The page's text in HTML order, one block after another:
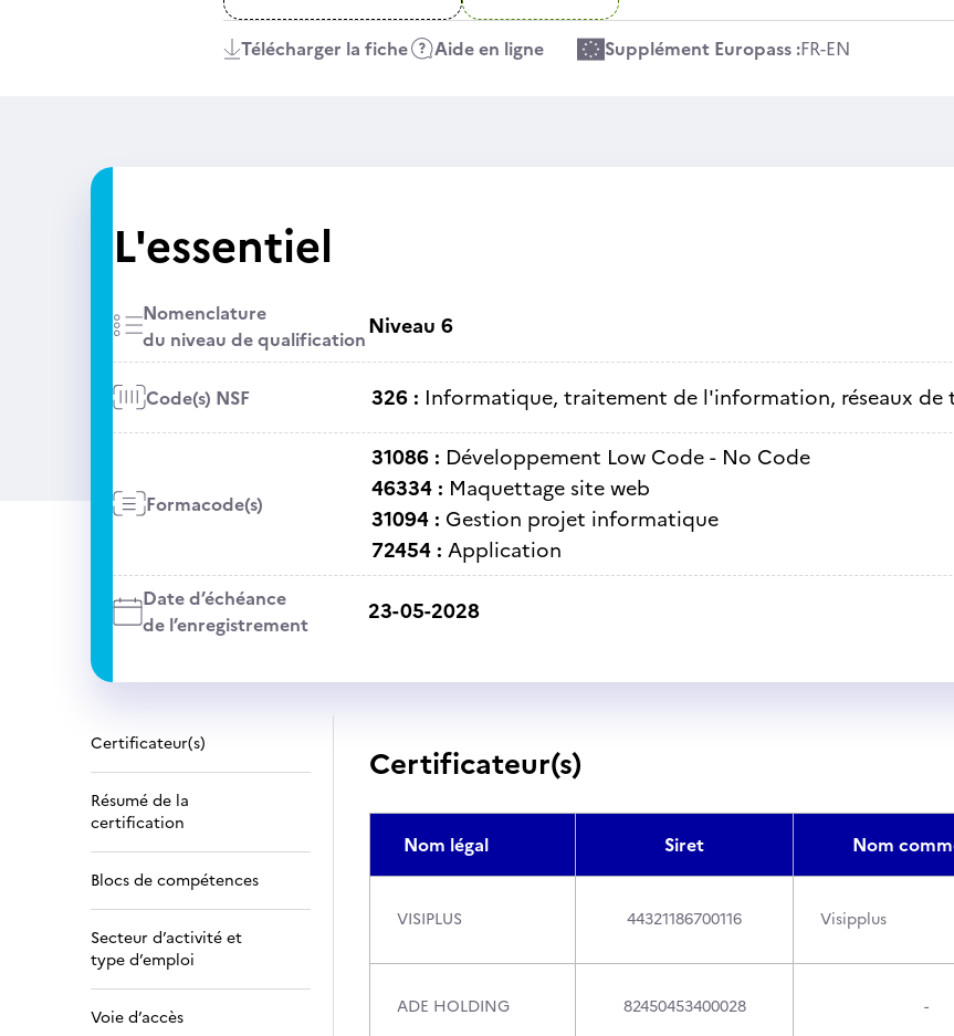
Télécharger la fiche Aide en ligne Supplément Europass :FR-EN
L'essentiel
Nomenclature
du niveau de qualificationNiveau 6
Code(s) NSF 326 : Informatique, traitement de l'information, réseaux de
Formacode(s)
31086 : Développement Low Code - No Code
46334 : Maquettage site web
31094 : Gestion projet informatique
72454 : Application
Date d’échéance
de l’enregistrement
23-05-2028
Certificateur(s)
Résumé de la
certification
Blocs de compétences
Secteur d’activité et
type d’emploi
Voie d’accès
Certificateur(s)
Nom légal Siret Nom
VISIPLUS 44321186700116 Visipplus
ADE HOLDING 82450453400028 -